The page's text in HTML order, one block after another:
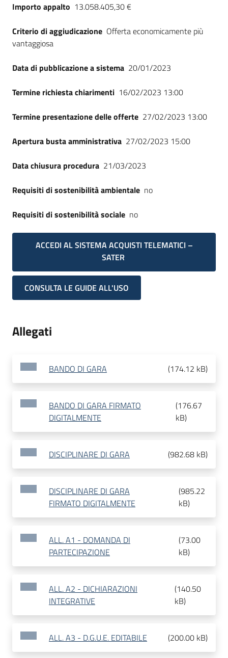
Importo appalto 13.058.405,30 €
Criterio di aggiudicazione Offerta economicamente più
vantaggiosa
Data di pubblicazione a sistema 20/01/2023
Termine richiesta chiarimenti 16/02/2023 13:00
Termine presentazione delle offerte 27/02/2023 13:00
Apertura busta amministrativa 27/02/2023 15:00
Data chiusura procedura 21/03/2023
Requisiti di sostenibilità ambientale no
Requisiti di sostenibilità sociale no
ACCEDI AL SISTEMA ACQUISTI TELEMATICI –
SATER
CONSULTA LE GUIDE ALL'USO
Allegati
BANDO DI GARA (174.12 kB)
BANDO DI GARA FIRMATO
DIGITALMENTE
(176.67
kB)
DISCIPLINARE DI GARA (982.68 kB)
DISCIPLINARE DI GARA
FIRMATO DIGITALMENTE
(985.22
kB)
ALL. A1 - DOMANDA DI
PARTECIPAZIONE
(73.00
kB)
ALL. A2 - DICHIARAZIONI
INTEGRATIVE
(140.50
kB)
ALL. A3 - D.G.U.E. EDITABILE (200.00 kB)